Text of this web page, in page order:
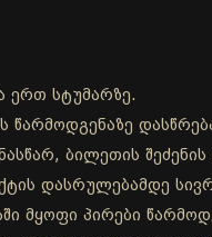
ერთ სტუმარზე.
წარმოდგენაზე
ბილეთის
დასრულებამდე
მყოფი პირები